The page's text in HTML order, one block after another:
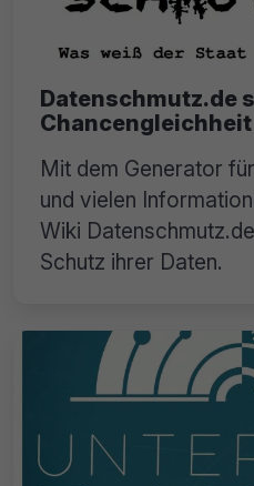
Datenschmutz.de
Mit dem Generator
und vielen
Wiki
Schutz ihrer Daten.